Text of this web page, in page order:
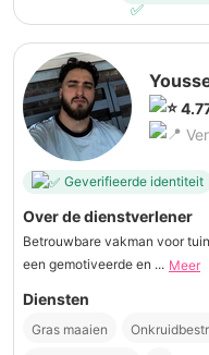
Geverifieerde identiteit
Over de dienstverlener
Betrouwbare vakman voor
een gemotiveerde en ... Meer
Diensten
Gras maaien